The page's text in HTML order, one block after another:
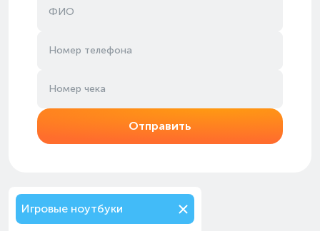
Отправить
Игровые ноутбуки